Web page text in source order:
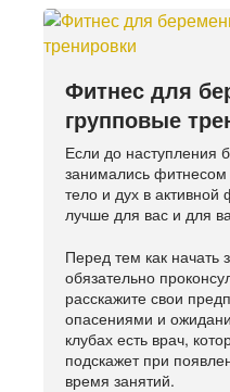
Фитнес для
групповые
Если до наступления
занимались
тело и дух в
лучше для вас и для
Перед тем как начать
обязательно
расскажите свои
опасениями и
клубах есть врач,
подскажет при
время занятий.